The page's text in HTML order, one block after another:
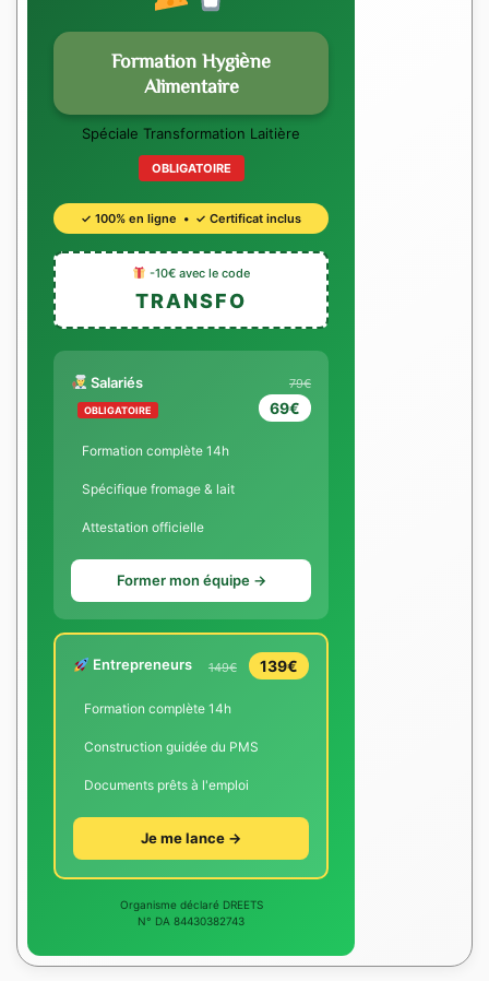
Formation Hygiène
Alimentaire
Spéciale Transformation Laitière
OBLIGATOIRE
✓ 100% en ligne • ✓ Certificat inclus
-10€ avec le code
TRANSFO
Salariés
OBLIGATOIRE
79€
69€
Formation complète 14h
Spécifique fromage & lait
Attestation officielle
Former mon équipe →
Entrepreneurs 149€ 139€
Formation complète 14h
Construction guidée du PMS
Documents prêts à l'emploi
Je me lance →
Organisme déclaré DREETS
N° DA 84430382743